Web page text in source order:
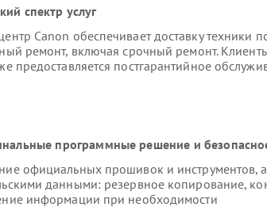
спектр услуг
Canon обеспечивает доставку техники
ремонт, включая срочный ремонт.
предоставляется постгарантийное
программные решение и
официальных прошивок и инструментов,
данными: резервное копирование,
информации при необходимости